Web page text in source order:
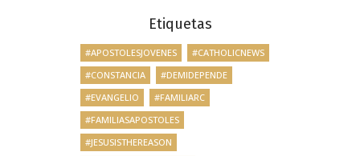
Etiquetas
#APOSTOLESJOVENES
#CATHOLICNEWS
#CONSTANCIA
#DEMIDEPENDE
#EVANGELIO
#FAMILIARC
#FAMILIASAPOSTOLES
#JESUSISTHEREASON